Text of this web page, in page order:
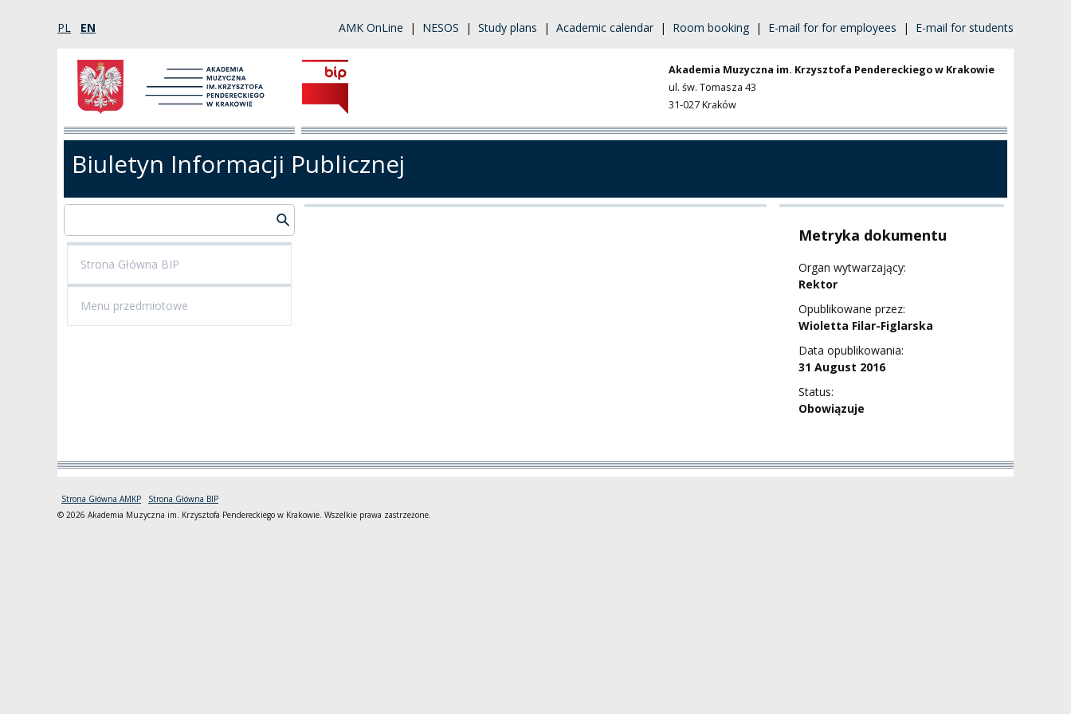
PL EN AMK OnLine | NESOS | Study plans | Academic calendar | Room booking | E-mail for for employees | E-mail for students
Akademia Muzyczna im. Krzysztofa Pendereckiego w Krakowie
ul. św. Tomasza 43
31-027 Kraków
Biuletyn Informacji Publicznej
Strona Główna BIP
Menu przedmiotowe
Metryka dokumentu
Organ wytwarzający:
Rektor
Opublikowane przez:
Wioletta Filar-Figlarska
Data opublikowania:
31 August 2016
Status:
Obowiązuje
Strona Główna AMKP
Strona Główna BIP
© 2026 Akademia Muzyczna im. Krzysztofa Pendereckiego w Krakowie. Wszelkie prawa zastrzeżone.